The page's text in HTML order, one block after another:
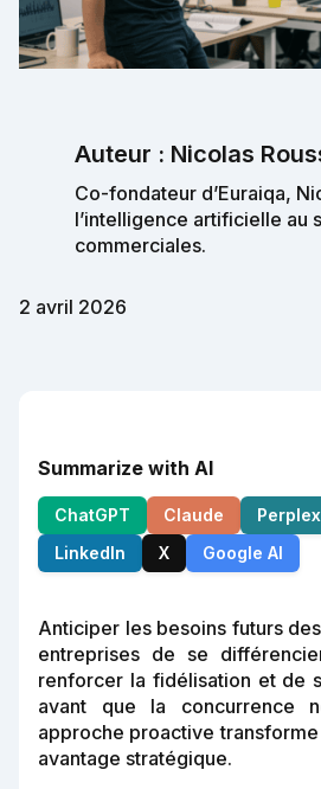
Auteur : Nicolas
Co-fondateur d’Euraiqa,
l’intelligence artificielle au
commerciales.
2 avril 2026
Summarize with AI
ChatGPT Claude
LinkedIn
X Google AI
Anticiper les besoins futurs
entreprises de se
renforcer la fidélisation et de
avant que la concurrence
approche proactive
avantage stratégique.